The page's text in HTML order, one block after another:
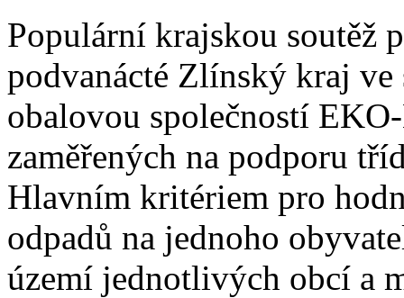
Populární krajskou soutěž
podvanácté Zlínský kraj
obalovou společností
zaměřených na podporu
Hlavním kritériem pro
odpadů na jednoho
území jednotlivých obcí a